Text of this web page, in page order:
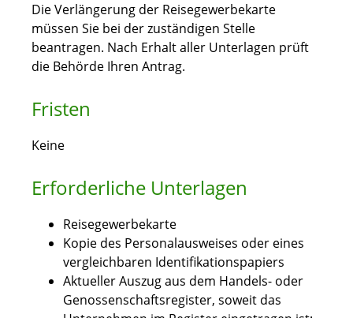
Die Verlängerung der Reisegewerbekarte
müssen Sie bei der zuständigen Stelle
beantragen. Nach Erhalt aller Unterlagen prüft
die Behörde Ihren Antrag.
Fristen
Keine
Erforderliche Unterlagen
Reisegewerbekarte
Kopie des Personalausweises oder eines
vergleichbaren Identifikationspapiers
Aktueller Auszug aus dem Handels- oder
Genossenschaftsregister, soweit das